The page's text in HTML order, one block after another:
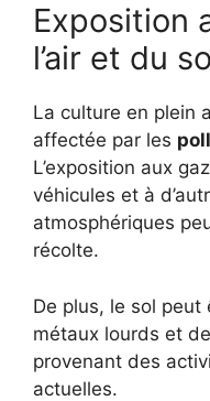
Exposition
l’air et du
La culture en plein
affectée par les
L’exposition aux
véhicules et à
atmosphériques
récolte.
De plus, le sol
métaux lourds et
provenant des
actuelles.